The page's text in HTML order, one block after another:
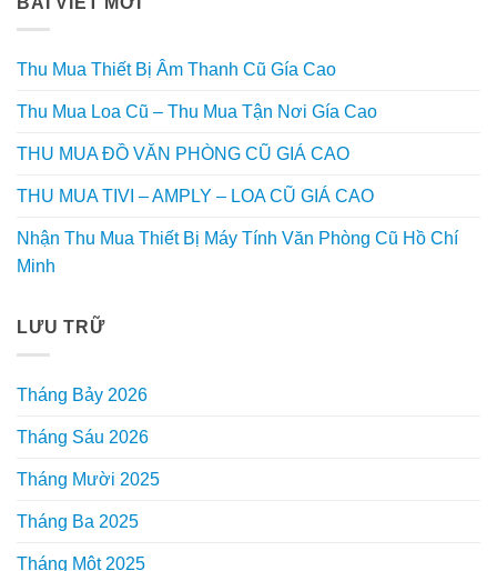
Thu Mua Thiết Bị Âm Thanh Cũ Gía Cao
Thu Mua Loa Cũ – Thu Mua Tận Nơi Gía Cao
THU MUA ĐỒ VĂN PHÒNG CŨ GIÁ CAO
THU MUA TIVI – AMPLY – LOA CŨ GIÁ CAO
Nhận Thu Mua Thiết Bị Máy Tính Văn Phòng Cũ Hồ Chí
Minh
LƯU TRỮ
Tháng Bảy 2026
Tháng Sáu 2026
Tháng Mười 2025
Tháng Ba 2025
Tháng Một 2025